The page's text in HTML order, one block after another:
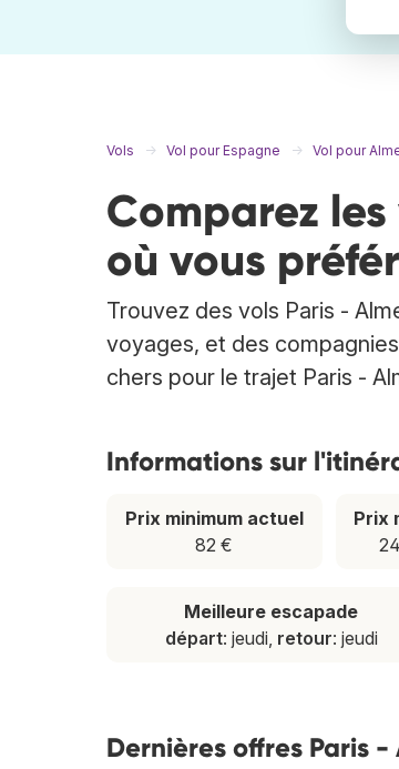
Vols Vol pour Espagne Vol pour
Comparez
où vous
Trouvez des vols Paris -
voyages, et des
chers pour le trajet Paris -
Informations sur
Prix minimum actuel
82 €
Prix
Meilleure escapade
départ: jeudi, retour: jeudi
Dernières offres Paris -